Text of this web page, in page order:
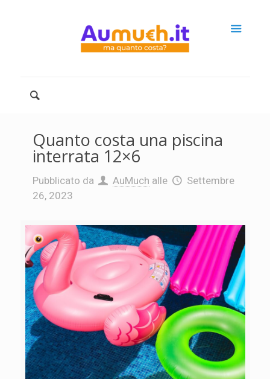
Quanto costa una piscina
interrata 12×6
Pubblicato da AuMuch alle
Settembre
26, 2023